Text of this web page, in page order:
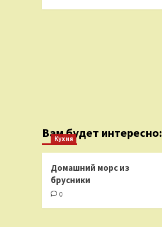
Вам будет интересно:
Кухня
Домашний морс из
брусники
0